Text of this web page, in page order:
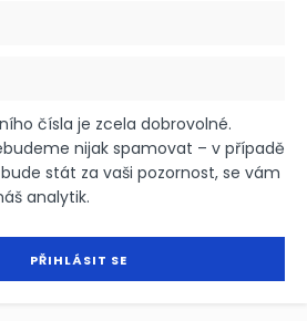
čísla je zcela dobrovolné.
nijak spamovat – v případě
stát za vaši pozornost, se vám
analytik.